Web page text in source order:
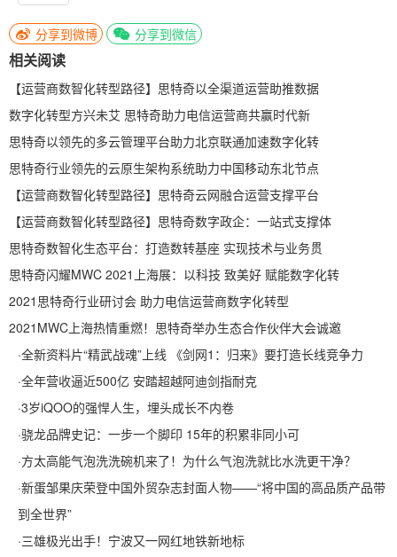
分享到微博 分享到微信
相关阅读
【运营商数智化转型路径】思特奇以全渠道运营助推数据
数字化转型方兴未艾 思特奇助力电信运营商共赢时代新
思特奇以领先的多云管理平台助力北京联通加速数字化转
思特奇行业领先的云原生架构系统助力中国移动东北节点
【运营商数智化转型路径】思特奇云网融合运营支撑平台
【运营商数智化转型路径】思特奇数字政企：一站式支撑体
思特奇数智化生态平台：打造数转基座 实现技术与业务贯
思特奇闪耀MWC 2021上海展：以科技 致美好 赋能数字化转
2021思特奇行业研讨会 助力电信运营商数字化转型
2021MWC上海热情重燃！思特奇举办生态合作伙伴大会诚邀
·全新资料片“精武战魂”上线 《剑网1：归来》要打造长线竞争力
·全年营收逼近500亿 安踏超越阿迪剑指耐克
·3岁iQOO的强悍人生，埋头成长不内卷
·骁龙品牌史记：一步一个脚印 15年的积累非同小可
·方太高能气泡洗洗碗机来了！为什么气泡洗就比水洗更干净？
·新蛋邹果庆荣登中国外贸杂志封面人物——“将中国的高品质产品带
到全世界”
·三雄极光出手！宁波又一网红地铁新地标